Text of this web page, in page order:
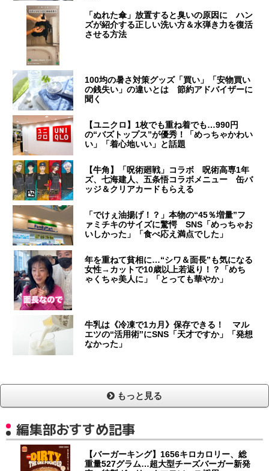
「ぬれた傘」放置すると臭いの原因に ハン
ズが紹介する正しい洗い方＆水弾き力を復活
させる方法
100均の暑さ対策グッズ「買い」「安物買い
の銭失い」の違いとは 節約アドバイザーに
聞く
【ユニクロ】1枚でも重ね着でも…990円
の“バズトップス”が優秀！「めっちゃかわい
い」「着心地いい」と話題
【牛角】「呪術廻戦」コラボ 呪術高専1年
ズ、七海建人、五条悟コラボメニュー 缶バ
ッジ＆クリアカードもらえる
「でけぇ油揚げ！？」本物の“45％増量”フ
ァミチキのサイズに驚愕 SNS「めっちゃお
いしかった」「食べ応え満点でした」
年を重ねて貧相に…“シワ＆面長”も気になる
女性→カットで10歳以上若返り！？「めち
ゃくちゃ美人に」「とっても華やか」
牛乳は《冷凍で1カ月》保存できる！ マル
エツの“活用術”にSNS「天才ですか」「発想
なかった」
もっと見る
編集部おすすめ記事
【バーガーキング】1656キロカロリー、総
重量527グラム…超大型チーズバーガー新発